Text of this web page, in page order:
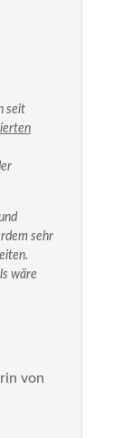
seit
sehr
wäre
von